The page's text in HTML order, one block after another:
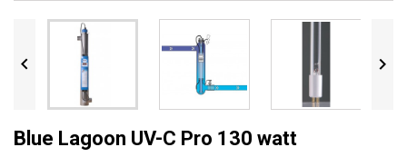
 
Blue Lagoon UV-C Pro 130 watt